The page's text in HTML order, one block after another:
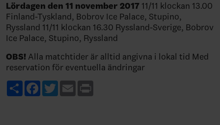
Lördagen den 11 november 2017 11/11 klockan 13.00
Finland-Tyskland, Bobrov Ice Palace, Stupino,
Ryssland 11/11 klockan 16.30 Ryssland-Sverige, Bobrov
Ice Palace, Stupino, Ryssland
OBS! Alla matchtider är alltid angivna i lokal tid Med
reservation för eventuella ändringar
ShareFacebook
TwitterEmail